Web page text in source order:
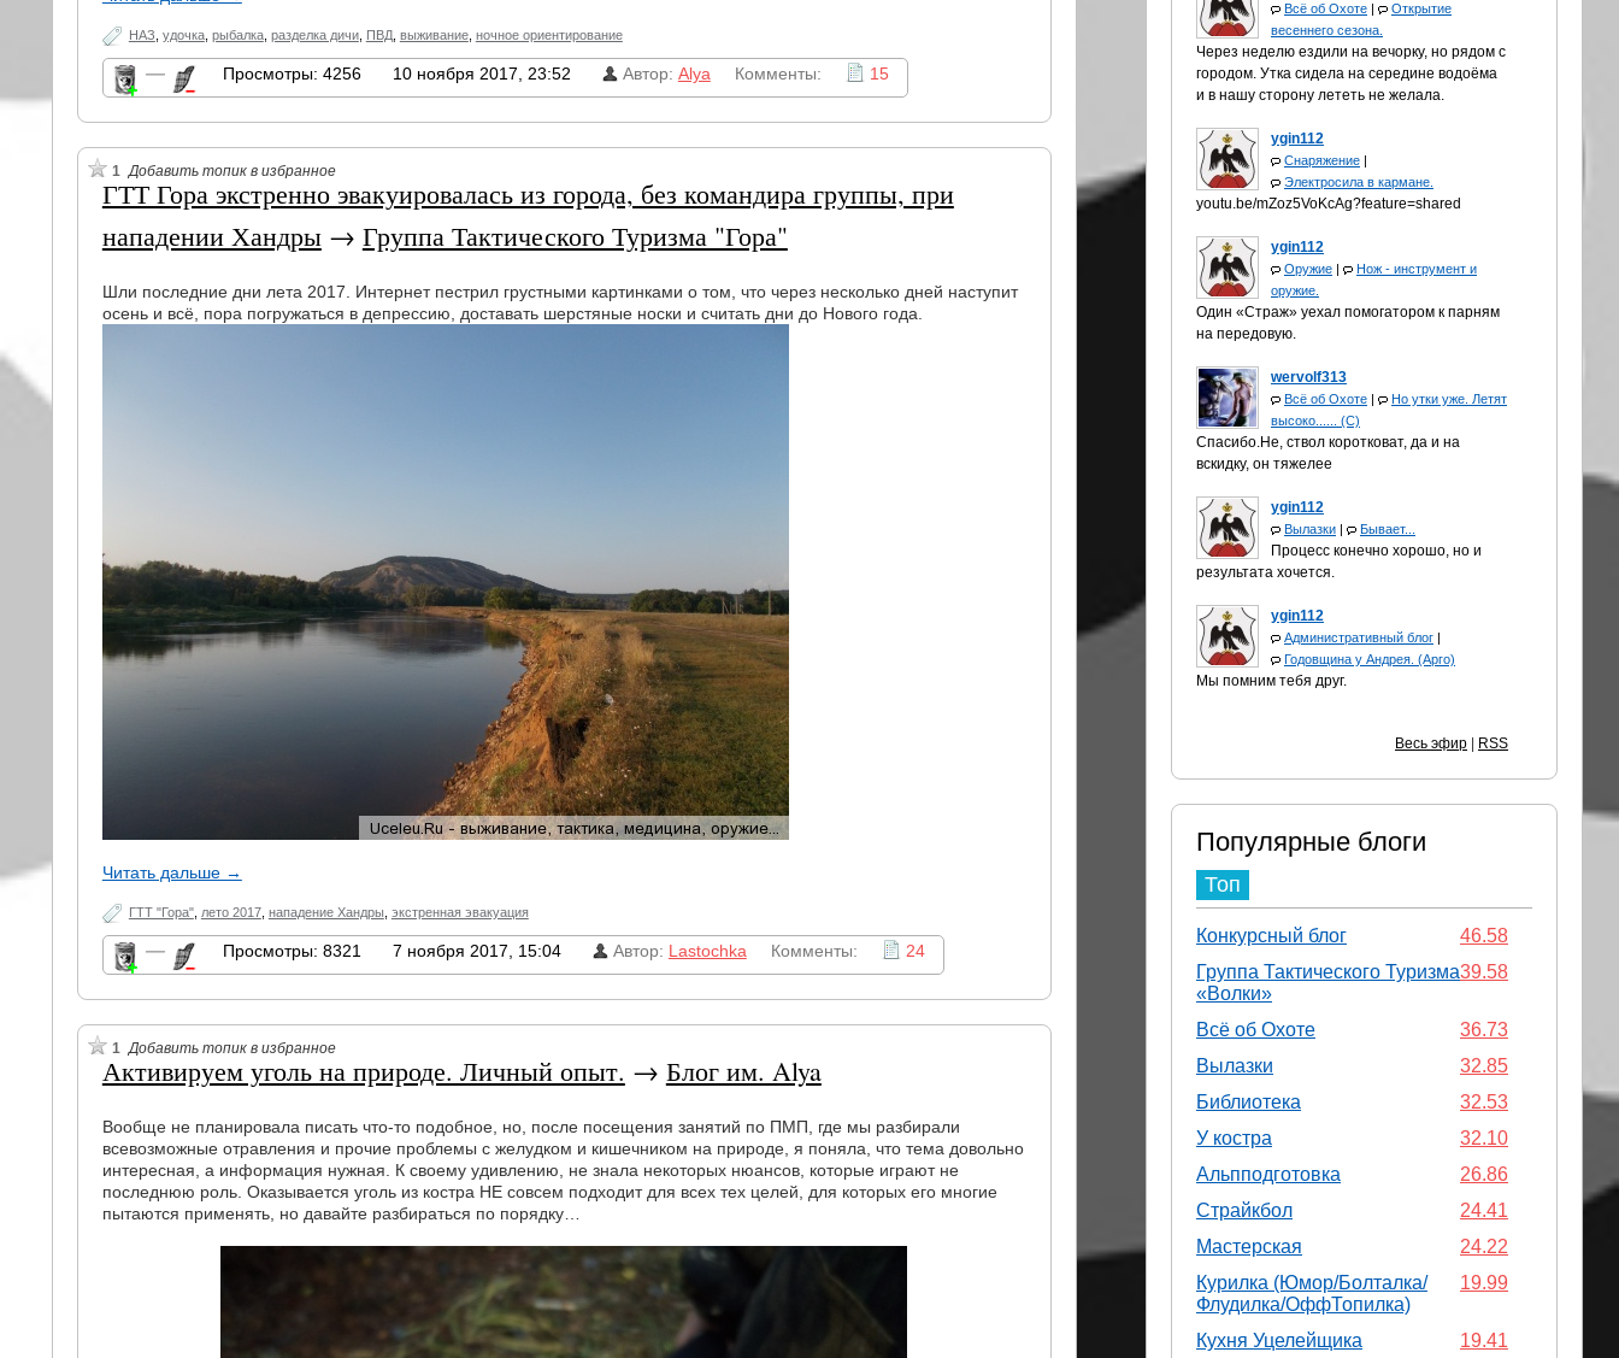
Всё об Охоте |
Открытие
весеннего сезона.
Через неделю ездили на вечорку, но рядом с
городом. Утка сидела на середине водоёма
и в нашу сторону лететь не желала.
ygin112
Снаряжение |
Электросила в кармане.
youtu.be/mZoz5VoKcAg?feature=shared
ygin112
Оружие |
Нож - инструмент и
оружие.
Один «Страж» уехал помогатором к парням
на передовую.
wervolf313
Всё об Охоте |
Но утки уже. Летят
высоко...... (С)
Спасибо.Не, ствол коротковат, да и на
вскидку, он тяжелее
ygin112
Вылазки | Бывает...
Процесс конечно хорошо, но и
результата хочется.
ygin112
Административный блог |
Годовщина у Андрея. (Арго)
Мы помним тебя друг.
Весь эфир RSS
Популярные блоги
Топ
46.58
Конкурсный блог
39.58
Группа Тактического Туризма
«Волки»
36.73
Всё об Охоте
32.85
Вылазки
32.53
Библиотека
32.10
У костра
26.86
Альпподготовка
24.41
Страйкбол
24.22
Мастерская
19.99
Курилка (Юмор/Болталка/
Флудилка/ОффТопилка)
19.41
Кухня Уцелейщика
НАЗ удочка, рыбалка, разделка дичи, ПВД, выживание, ночное ориентирование
— Просмотры: 4256 10 ноября 2017, 23:52 Автор: Alya Комменты: 15
1 Добавить топик в избранное
ГТТ Гора экстренно эвакуировалась из города, без командира группы, при
нападении Хандры→ Группа Тактического Туризма "Гора"
Шли последние дни лета 2017. Интернет пестрил грустными картинками о том, что через несколько дней наступит
осень и всё, пора погружаться в депрессию, доставать шерстяные носки и считать дни до Нового года.
Читать дальше →
ГТТ "Гора", лето 2017, нападение Хандры экстренная эвакуация
— Просмотры: 8321 7 ноября 2017, 15:04 Автор: Lastochka Комменты: 24
1 Добавить топик в избранное
Активируем уголь на природе. Личный опыт. → Блог им. Alya
Вообще не планировала писать что-то подобное, но, после посещения занятий по ПМП, где мы разбирали
всевозможные отравления и прочие проблемы с желудком и кишечником на природе, я поняла, что тема довольно
интересная, а информация нужная. К своему удивлению, не знала некоторых нюансов, которые играют не
последнюю роль. Оказывается уголь из костра НЕ совсем подходит для всех тех целей, для которых его многие
пытаются применять, но давайте разбираться по порядку…